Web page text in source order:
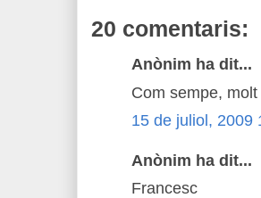
20 comentaris:
Anònim ha dit...
Com sempe,
15 de juliol, 2009
Anònim ha dit...
Francesc